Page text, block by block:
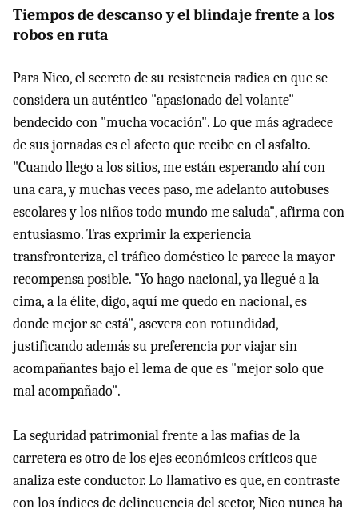
Tiempos de descanso y el blindaje frente a los
robos en ruta
Para Nico, el secreto de su resistencia radica en que se
considera un auténtico "apasionado del volante"
bendecido con "mucha vocación". Lo que más agradece
de sus jornadas es el afecto que recibe en el asfalto.
"Cuando llego a los sitios, me están esperando ahí con
una cara, y muchas veces paso, me adelanto autobuses
escolares y los niños todo mundo me saluda", afirma con
entusiasmo. Tras exprimir la experiencia
transfronteriza, el tráfico doméstico le parece la mayor
recompensa posible. "Yo hago nacional, ya llegué a la
cima, a la élite, digo, aquí me quedo en nacional, es
donde mejor se está", asevera con rotundidad,
justificando además su preferencia por viajar sin
acompañantes bajo el lema de que es "mejor solo que
mal acompañado".
La seguridad patrimonial frente a las mafias de la
carretera es otro de los ejes económicos críticos que
analiza este conductor. Lo llamativo es que, en contraste
con los índices de delincuencia del sector, Nico nunca ha